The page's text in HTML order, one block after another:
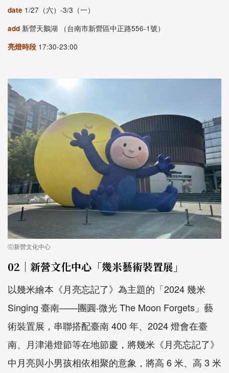
date 1/27（六）-3/3（一）
add 新營天鵝湖 （台南市新營區中正路556-1號）
亮燈時段 17:30-23:00
ⓒ新營文化中心
02｜新營文化中心「幾米藝術裝置展」
以幾米繪本《月亮忘記了》為主題的「2024 幾米
Singing 臺南——團圓‧微光 The Moon Forgets」藝
術裝置展，串聯搭配臺南 400 年、2024 燈會在臺
南、月津港燈節等在地節慶，將幾米《月亮忘記了》
中月亮與小男孩相依相聚的意象，將高 6 米、高 3 米